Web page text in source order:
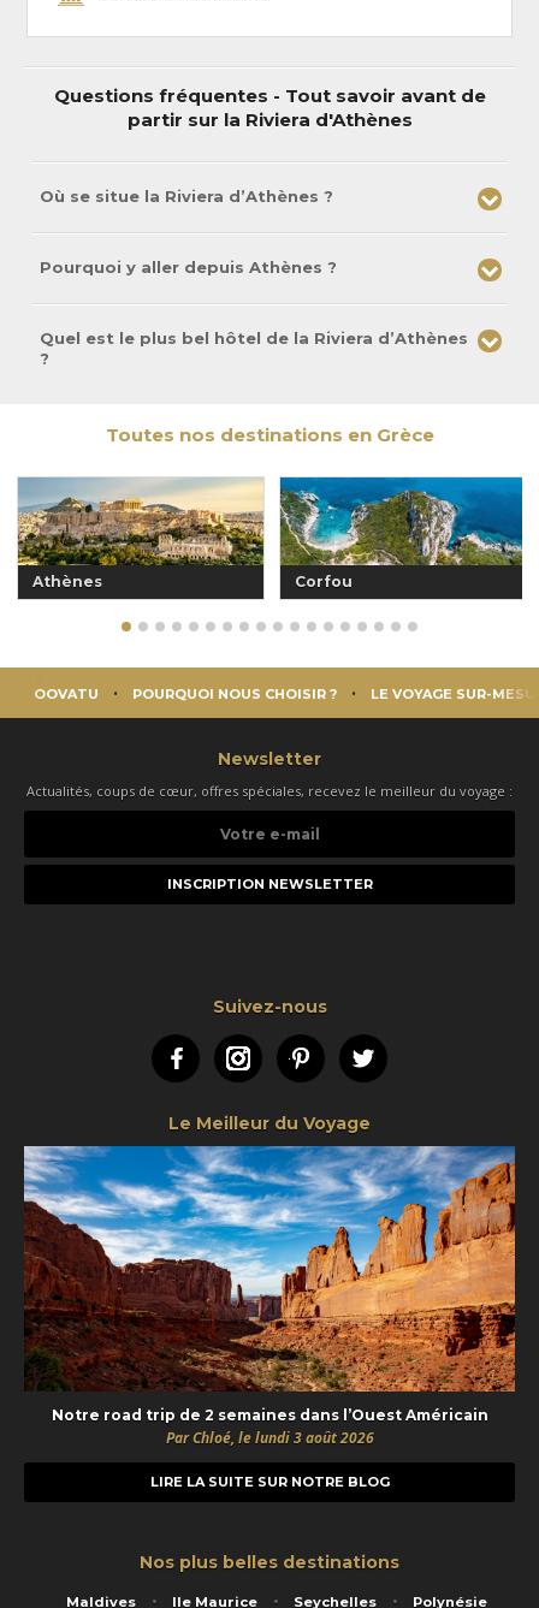
Questions fréquentes - Tout savoir avant de
partir sur la Riviera d'Athènes
Où se situe la Riviera d’Athènes ?
Pourquoi y aller depuis Athènes ?
Quel est le plus bel hôtel de la Riviera d’Athènes
?
Toutes nos destinations en Grèce
Athènes Corfou
OOVATU POURQUOI NOUS CHOISIR ? LE VOYAGE SUR-
Newsletter
Actualités, coups de cœur, offres spéciales, recevez le meilleur du voyage :
e-
Suivez-nous
FacebookInstagramPinterestTwitter
Le Meilleur du Voyage
Notre road trip de 2 semaines dans l’Ouest Américain
Par Chloé, le lundi 3 août 2026
LIRE LA SUITE SUR NOTRE BLOG
Nos plus belles destinations
Maldives Ile Maurice Seychelles Polynésie